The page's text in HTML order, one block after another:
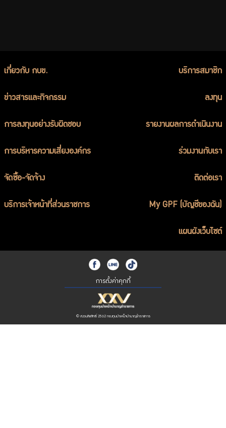
เกี่ยวกับ กบข. บริการสมาชิก
ข่าวสารและกิจกรรม ลงทุน
การลงทุนอย่างรับผิดชอบ รายงานผลการดำเนินงาน
การบริหารความเสี่ยงองค์กร ร่วมงานกับเรา
จัดซื้อ-จัดจ้าง ติดต่อเรา
บริการเจ้าหน้าที่ส่วนราชการ My GPF (บัญชีของฉัน)
แผนผังเว็บไซต์
การตั้งค่าคุกกี้
© สงวนลิขสิทธิ์ 2562 กองทุนบำเหน็จบำนาญข้าราชการ